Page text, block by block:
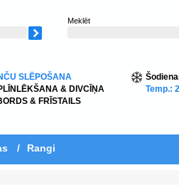
Meklēt
SLĒPOŠANA
& DIVCĪŅA
& FRĪSTAILS
Temp.:
/ Rangi